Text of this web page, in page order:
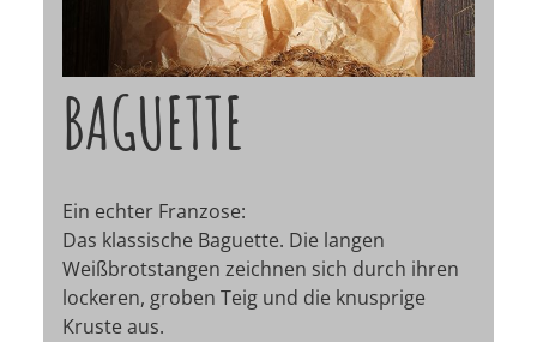
BAGUETTE
Ein echter Franzose:
Das klassische Baguette. Die langen
Weißbrotstangen zeichnen sich durch ihren
lockeren, groben Teig und die knusprige
Kruste aus.